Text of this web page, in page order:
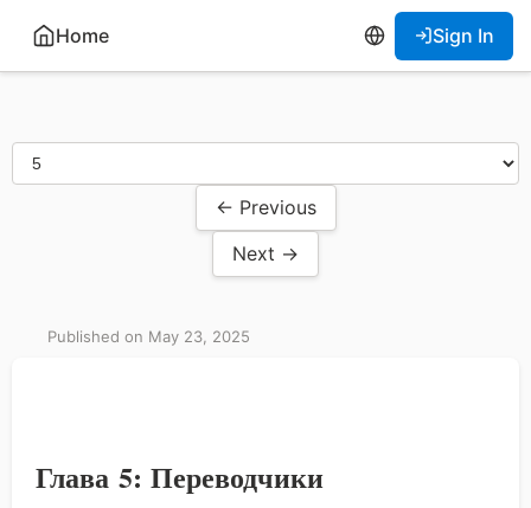
Home Sign In
← Previous
Next →
Published on May 23, 2025
Глава 5: Переводчики